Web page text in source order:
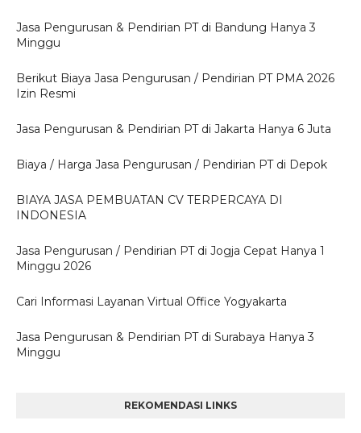
Jasa Pengurusan & Pendirian PT di Bandung Hanya 3
Minggu
Berikut Biaya Jasa Pengurusan / Pendirian PT PMA 2026
Izin Resmi
Jasa Pengurusan & Pendirian PT di Jakarta Hanya 6 Juta
Biaya / Harga Jasa Pengurusan / Pendirian PT di Depok
BIAYA JASA PEMBUATAN CV TERPERCAYA DI
INDONESIA
Jasa Pengurusan / Pendirian PT di Jogja Cepat Hanya 1
Minggu 2026
Cari Informasi Layanan Virtual Office Yogyakarta
Jasa Pengurusan & Pendirian PT di Surabaya Hanya 3
Minggu
REKOMENDASI LINKS